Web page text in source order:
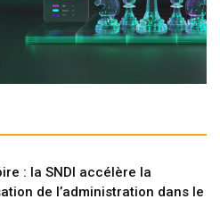
: la SNDI accélère la
de l’administration dans le